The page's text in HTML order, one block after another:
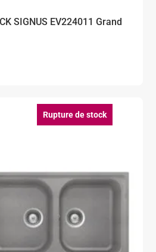
SIGNUS EV224011 Grand
Rupture de stock